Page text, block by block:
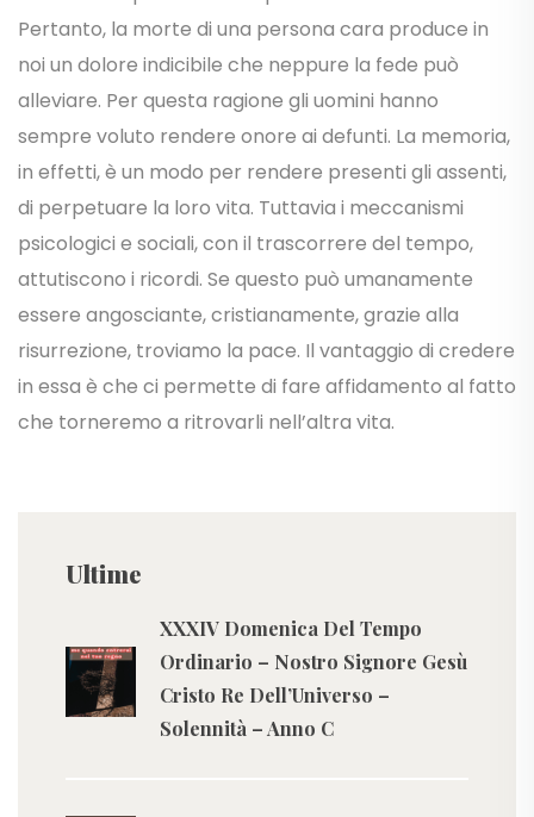
Pertanto, la morte di una persona cara produce in
noi un dolore indicibile che neppure la fede può
alleviare. Per questa ragione gli uomini hanno
sempre voluto rendere onore ai defunti. La memoria,
in effetti, è un modo per rendere presenti gli assenti,
di perpetuare la loro vita. Tuttavia i meccanismi
psicologici e sociali, con il trascorrere del tempo,
attutiscono i ricordi. Se questo può umanamente
essere angosciante, cristianamente, grazie alla
risurrezione, troviamo la pace. Il vantaggio di credere
in essa è che ci permette di fare affidamento al fatto
che torneremo a ritrovarli nell’altra vita.
Ultime
XXXIV Domenica Del Tempo
Ordinario – Nostro Signore Gesù
Cristo Re Dell’Universo –
Solennità – Anno C